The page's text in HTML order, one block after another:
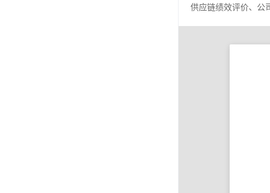
供应链绩效评价、公